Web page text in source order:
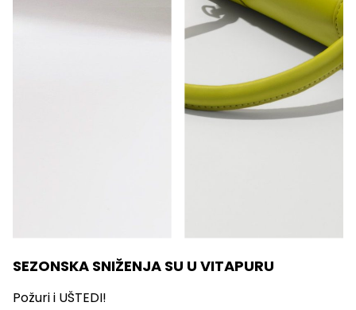
SEZONSKA SNIŽENJA SU U VITAPURU
Požuri i UŠTEDI!